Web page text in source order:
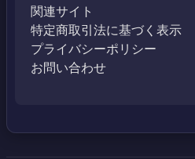
関連サイト
特定商取引法に基づく表示
プライバシーポリシー
お問い合わせ